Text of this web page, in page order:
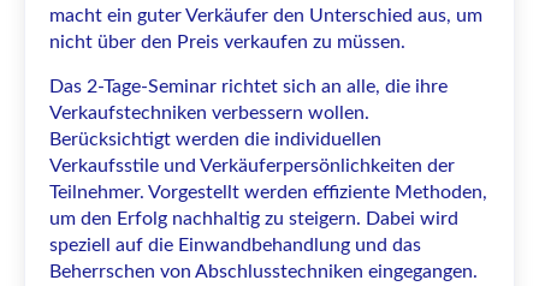
macht ein guter Verkäufer den Unterschied aus, um
nicht über den Preis verkaufen zu müssen.
Das 2-Tage-Seminar richtet sich an alle, die ihre
Verkaufstechniken verbessern wollen.
Berücksichtigt werden die individuellen
Verkaufsstile und Verkäuferpersönlichkeiten der
Teilnehmer. Vorgestellt werden effiziente Methoden,
um den Erfolg nachhaltig zu steigern. Dabei wird
speziell auf die Einwandbehandlung und das
Beherrschen von Abschlusstechniken eingegangen.